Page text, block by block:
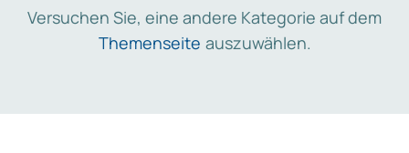
Versuchen Sie, eine andere Kategorie auf dem
Themenseite auszuwählen.